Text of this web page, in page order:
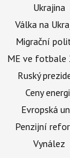
Ukrajina
Válka na
Migrační
ME ve fotbale
Ruský
Ceny
Evropská
Penzijní
Vynález